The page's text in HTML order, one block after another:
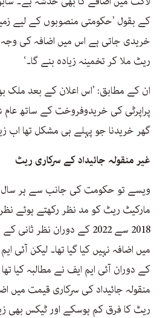
کے بقول ’حکومتی منصوبوں کے لیے
خریدی جاتی ہے اس میں اضافہ کی وجہ
ریٹ ملا کر تخمینہ زیادہ بنے گا۔‘
ان کے مطابق: ’اس اعلان کے بعد
پراپرٹی کی خریدوفروخت کے ساتھ عام
گھر خریدنا جو پہلے ہی مشکل تھا اب
غیر منقولہ جائیداد کے سرکاری ریٹ
ویسے تو حکومت کی جانب سے ہر سال
مارکیٹ ریٹ کو مد نظر رکھتے ہوئے
2018 سے 2022 کے دوران نظر
میں اضافہ نہیں کیا گیا تھا۔ لیکن آئی
کے دوران آئی ایم ایف نے مطالبہ کیا
منقولہ جائیداد کی سرکاری قیمت میں
ریٹ کا فرق کم ہوسکے اور ٹیکس بھی